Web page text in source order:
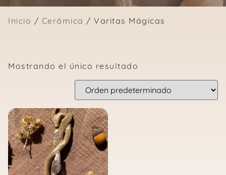
Inicio / Cerámica / Varitas Mágicas
Mostrando el único resultado